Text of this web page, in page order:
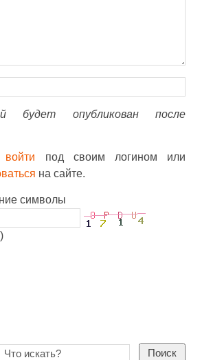
будет опубликован после
войти под своим логином или
на сайте.
символы
Поиск